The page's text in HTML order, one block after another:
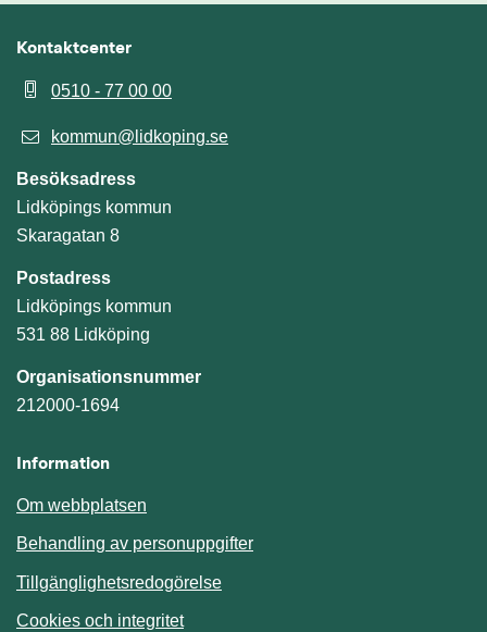
Kontaktcenter
0510 - 77 00 00
kommun@lidkoping.se
Besöksadress
Lidköpings kommun
Skaragatan 8
Postadress
Lidköpings kommun
531 88 Lidköping
Organisationsnummer
212000-1694
Information
Om webbplatsen
Behandling av personuppgifter
Tillgänglighetsredogörelse
Cookies och integritet